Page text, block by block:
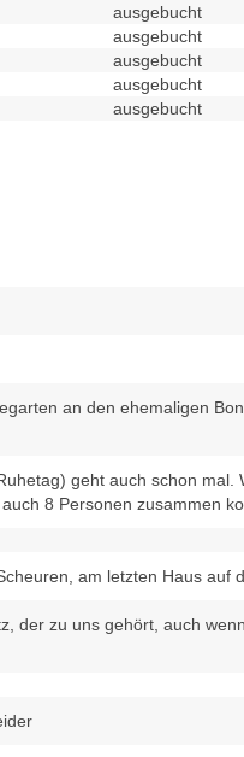
ausgebucht
ausgebucht
ausgebucht
ausgebucht
ausgebucht
an den ehemaligen
geht auch schon mal.
8 Personen zusammen
am letzten Haus auf
der zu uns gehört, auch